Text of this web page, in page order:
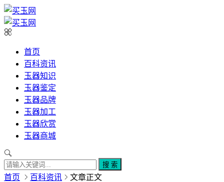
首页
百科资讯
玉器知识
玉器鉴定
玉器品牌
玉器加工
玉器欣赏
玉器商城
搜 索
首页 百科资讯 文章正文